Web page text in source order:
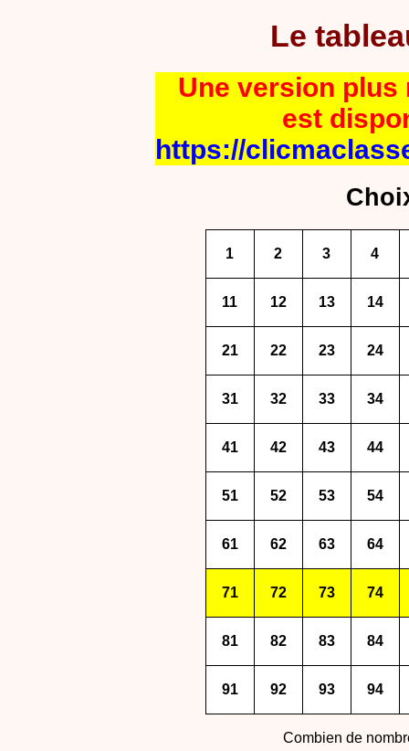
Le
Une version plus
est
https://
1 2 3 4
11 12 13 14
21 22 23 24
31 32 33 34
41 42 43 44
51 52 53 54
61 62 63 64
71 72 73 74
81 82 83 84
91 92 93 94
Combien de